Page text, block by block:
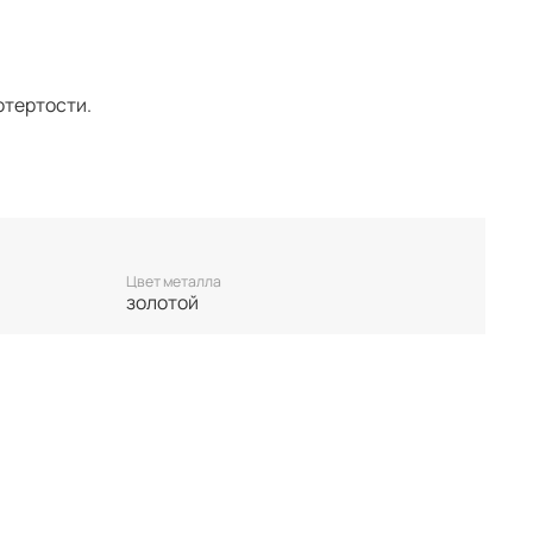
БРОНИ, украшение гарантировано становится
Неоплаченные заказы аннулируются.
Цвет металла
золотой